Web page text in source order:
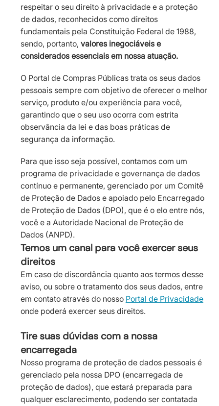
respeitar o seu direito à privacidade e a proteção
de dados, reconhecidos como direitos
fundamentais pela Constituição Federal de 1988,
sendo, portanto, valores inegociáveis e
considerados essenciais em nossa atuação.
O Portal de Compras Públicas trata os seus dados
pessoais sempre com objetivo de oferecer o melhor
serviço, produto e/ou experiência para você,
garantindo que o seu uso ocorra com estrita
observância da lei e das boas práticas de
segurança da informação.
Para que isso seja possível, contamos com um
programa de privacidade e governança de dados
contínuo e permanente, gerenciado por um Comitê
de Proteção de Dados e apoiado pelo Encarregado
de Proteção de Dados (DPO), que é o elo entre nós,
você e a Autoridade Nacional de Proteção de
Dados (ANPD).
Temos um canal para você exercer seus
direitos
Em caso de discordância quanto aos termos desse
aviso, ou sobre o tratamento dos seus dados, entre
em contato através do nosso Portal de Privacidade
onde poderá exercer seus direitos.
Tire suas dúvidas com a nossa
encarregada
Nosso programa de proteção de dados pessoais é
gerenciado pela nossa DPO (encarregada de
proteção de dados), que estará preparada para
qualquer esclarecimento, podendo ser contatada